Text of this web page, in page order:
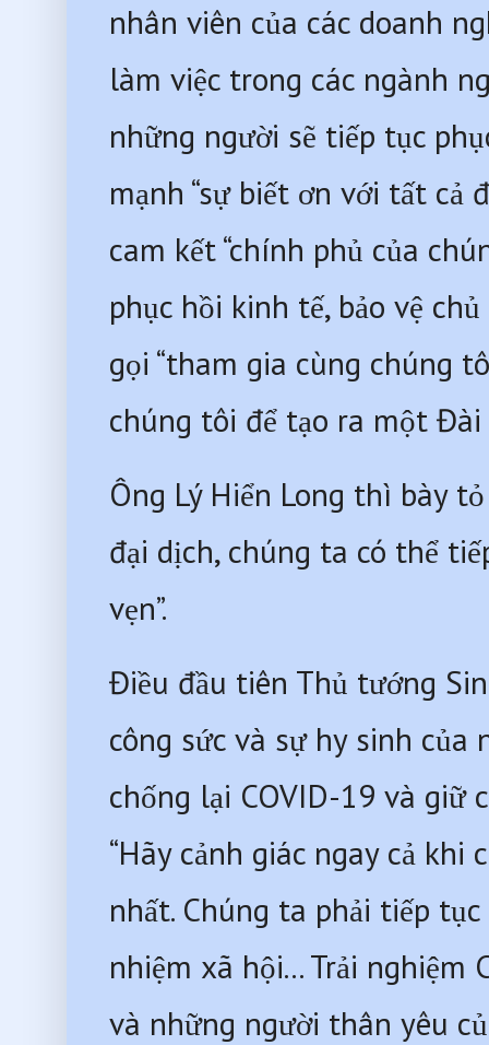
nhân viên của các doanh
làm việc trong các ngành
những người sẽ tiếp tục
mạnh “sự biết ơn với tất cả
cam kết “chính phủ của
phục hồi kinh tế, bảo vệ
gọi “tham gia cùng chúng
chúng tôi để tạo ra một Đài
Ông Lý Hiển Long thì bày
đại dịch, chúng ta có thể
vẹn”.
Điều đầu tiên Thủ tướng
công sức và sự hy sinh
chống lại COVID-19 và giữ
“Hãy cảnh giác ngay cả
nhất. Chúng ta phải tiếp
nhiệm xã hội... Trải
và những người thân yêu